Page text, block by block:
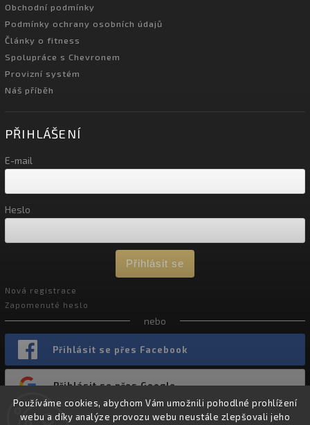
Používáme cookies, abychom Vám umožnili pohodlné prohlížení
webu a díky analýze provozu webu neustále zlepšovali jeho
Obchodní podmínky
Podmínky ochrany osobních údajů
Články o fitness
Spolupráce s Chevronem
Provizní systém
Náš příběh
PŘIHLÁŠENÍ
E-mail
Heslo
Přihlásit se
Nová registrace
Zapomenuté heslo
nebo
Přihlásit se přes Facebook
Přihlásit se přes Google